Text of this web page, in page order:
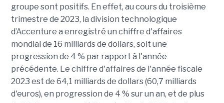
groupe sont positifs. En effet, au cours du troisième
trimestre de 2023, la division technologique
d’Accenture a enregistré un chiffre d'affaires
mondial de 16 milliards de dollars, soit une
progression de 4 % par rapport à l'année
précédente. Le chiffre d'affaires de l'année fiscale
2023 est de 64,1 milliards de dollars (60,7 milliards
d'euros), en progression de 4 % sur un an, et de plus